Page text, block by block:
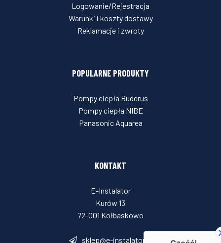
Logowanie/Rejestracja
Warunki i koszty dostawy
Reklamacje i zwroty
POPULARNE PRODUKTY
Pompy ciepła Buderus
Pompy ciepła NIBE
Panasonic Aquarea
KONTAKT
E-Instalator
Kurów 13
72-001 Kołbaskowo
sklep@e-instalator.pl